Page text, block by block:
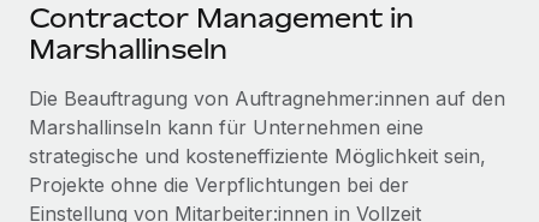
DIENSTLEISTUNGEN
Frag unsere Expert:innen
Hilfe von Expert:innen für globale HR & Compliance
Background-Checks
Einfacheres Bewerber:innen-Screening
Entdecke die Möglichkeiten einer Partnerschaft
Beratung zu Integrationen und KI-Automatisierung
FALLSTUDIEN
Newsroom
Insights Center
Hol dir Unterstützung
Alle Ressourcen anzeigen
Contractor Management in
Marshallinseln
Die Beauftragung von Auftragnehmer:innen auf den
Marshallinseln kann für Unternehmen eine
strategische und kosteneffiziente Möglichkeit sein,
Projekte ohne die Verpflichtungen bei der
Einstellung von Mitarbeiter:innen in Vollzeit